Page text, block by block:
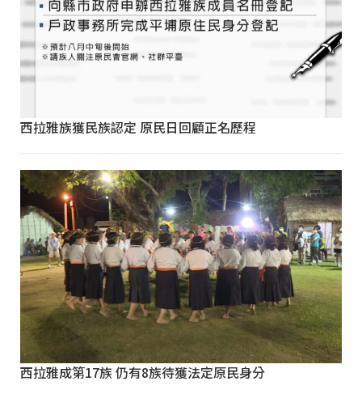
西拉雅族獲民族認定 原民日回顧正名歷程
西拉雅成第17族 仍有8族待獲法定原民身分